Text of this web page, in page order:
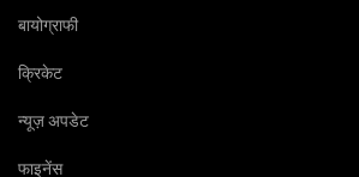
बायोग्राफी
क्रिकेट
न्यूज़ अपडेट
फाइनेंस